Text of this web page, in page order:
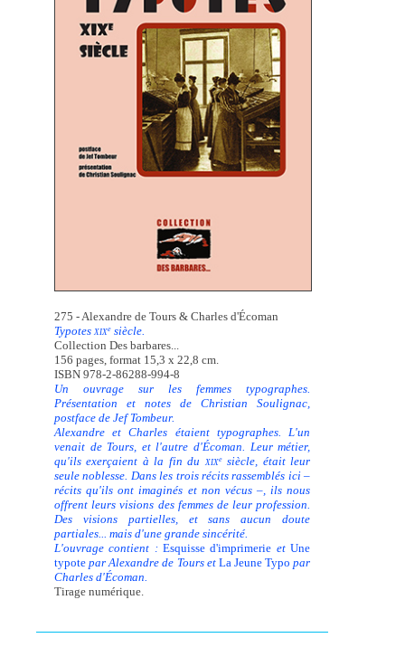
275 - Alexandre de Tours & Charles d'Écoman
TypotesXIXesiècle.
Collection Des barbares...
156 pages, format 15,3 x 22,8 cm.
ISBN 978-2-86288-994-8
Un ouvrage sur les femmes typographes.
Présentation et notes de Christian Soulignac,
postface de Jef Tombeur.
Alexandre et Charles étaient typographes. L'un
venait de Tours, et l'autre d'Écoman. Leur métier,
qu'ils exerçaient à la fin duXIXesiècle, était leur
seule noblesse. Dans les trois récits rassemblés ici –
récits qu'ils ont imaginés et non vécus –, ils nous
offrent leurs visions des femmes de leur profession.
Des visions partielles, et sans aucun doute
partiales... mais d'une grande sincérité.
L'ouvrage contient :Esquisse d'imprimerie etUne
typotepar Alexandre de Tours et La Jeune Typo par
Charles d'Écoman.
Tirage numérique.